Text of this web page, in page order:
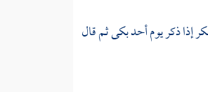
إذا ذكر يومأحدبكى ثم قال